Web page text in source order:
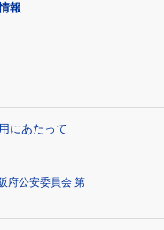
報
にあたって
府公安委員会 第